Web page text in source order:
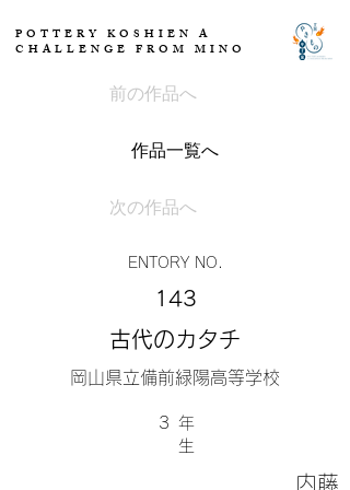
POTTERY KOSHIEN A
CHALLENGE FROM MINO
前の作品へ
作品一覧へ
次の作品へ
ENTORY NO.
143
古代のカタチ
岡山県立備前緑陽高等学校
​年
生
3
内藤